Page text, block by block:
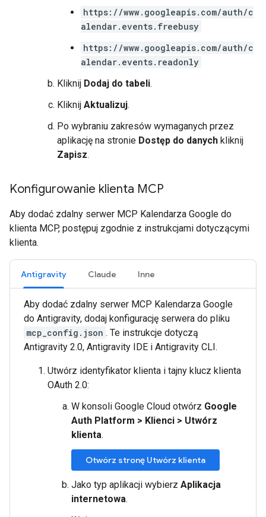
https://www.googleapis.com/auth/c
alendar.events.freebusy
https://www.googleapis.com/auth/c
alendar.events.readonly
Kliknij Dodaj do tabeli.
Kliknij Aktualizuj.
Po wybraniu zakresów wymaganych przez
aplikację na stronie Dostęp do danych kliknij
Zapisz.
Konfigurowanie klienta MCP
Aby dodać zdalny serwer MCP Kalendarza Google do
klienta MCP, postępuj zgodnie z instrukcjami dotyczącymi
klienta.
Antigravity Claude Inne
Aby dodać zdalny serwer MCP Kalendarza Google
do Antigravity, dodaj konfigurację serwera do pliku
mcp_config.json . Te instrukcje dotyczą
Antigravity 2.0, Antigravity IDE i Antigravity CLI.
Utwórz identyfikator klienta i tajny klucz klienta
OAuth 2.0:
W konsoli Google Cloud otwórz Google
Auth Platform > Klienci > Utwórz
klienta.
Otwórz stronę Utwórz klienta
Jako typ aplikacji wybierz Aplikacja
internetowa.